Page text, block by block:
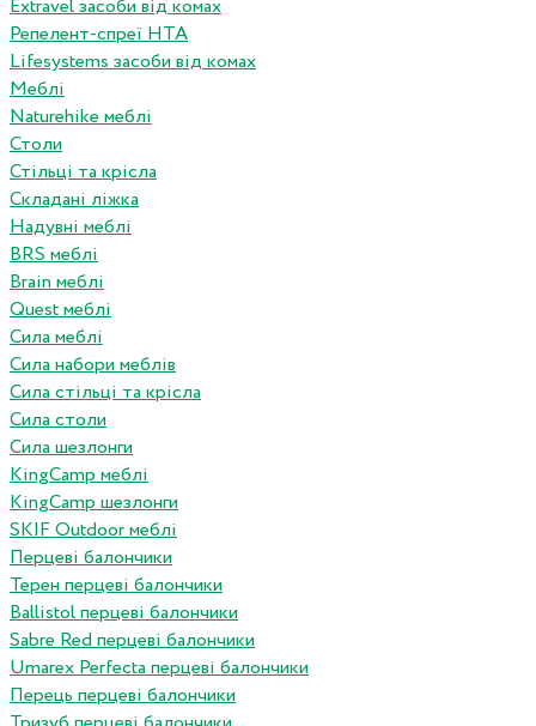
Extravel засоби від комах
Репелент-спреї HTA
Lifesystems засоби від комах
Меблі
Naturehike меблі
Столи
Стільці та крісла
Складані ліжка
Надувні меблі
BRS меблі
Brain меблі
Quest меблі
Сила меблі
Сила набори меблів
Сила стільці та крісла
Сила столи
Сила шезлонги
KingCamp меблі
KingCamp шезлонги
SKIF Outdoor меблі
Перцеві балончики
Терен перцеві балончики
Ballistol перцеві балончики
Sabre Red перцеві балончики
Umarex Perfecta перцеві балончики
Перець перцеві балончики